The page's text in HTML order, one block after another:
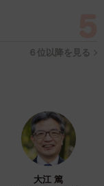
６位以降を見る
大江 篤